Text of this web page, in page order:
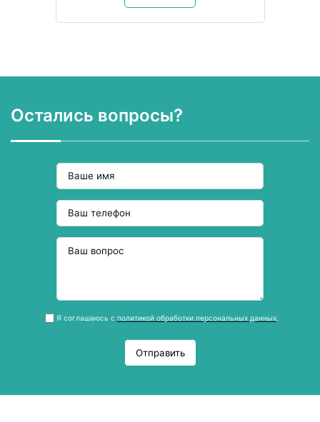
Остались вопросы?
Я соглашаюсь с политикой обработки персональных данных.
Отправить